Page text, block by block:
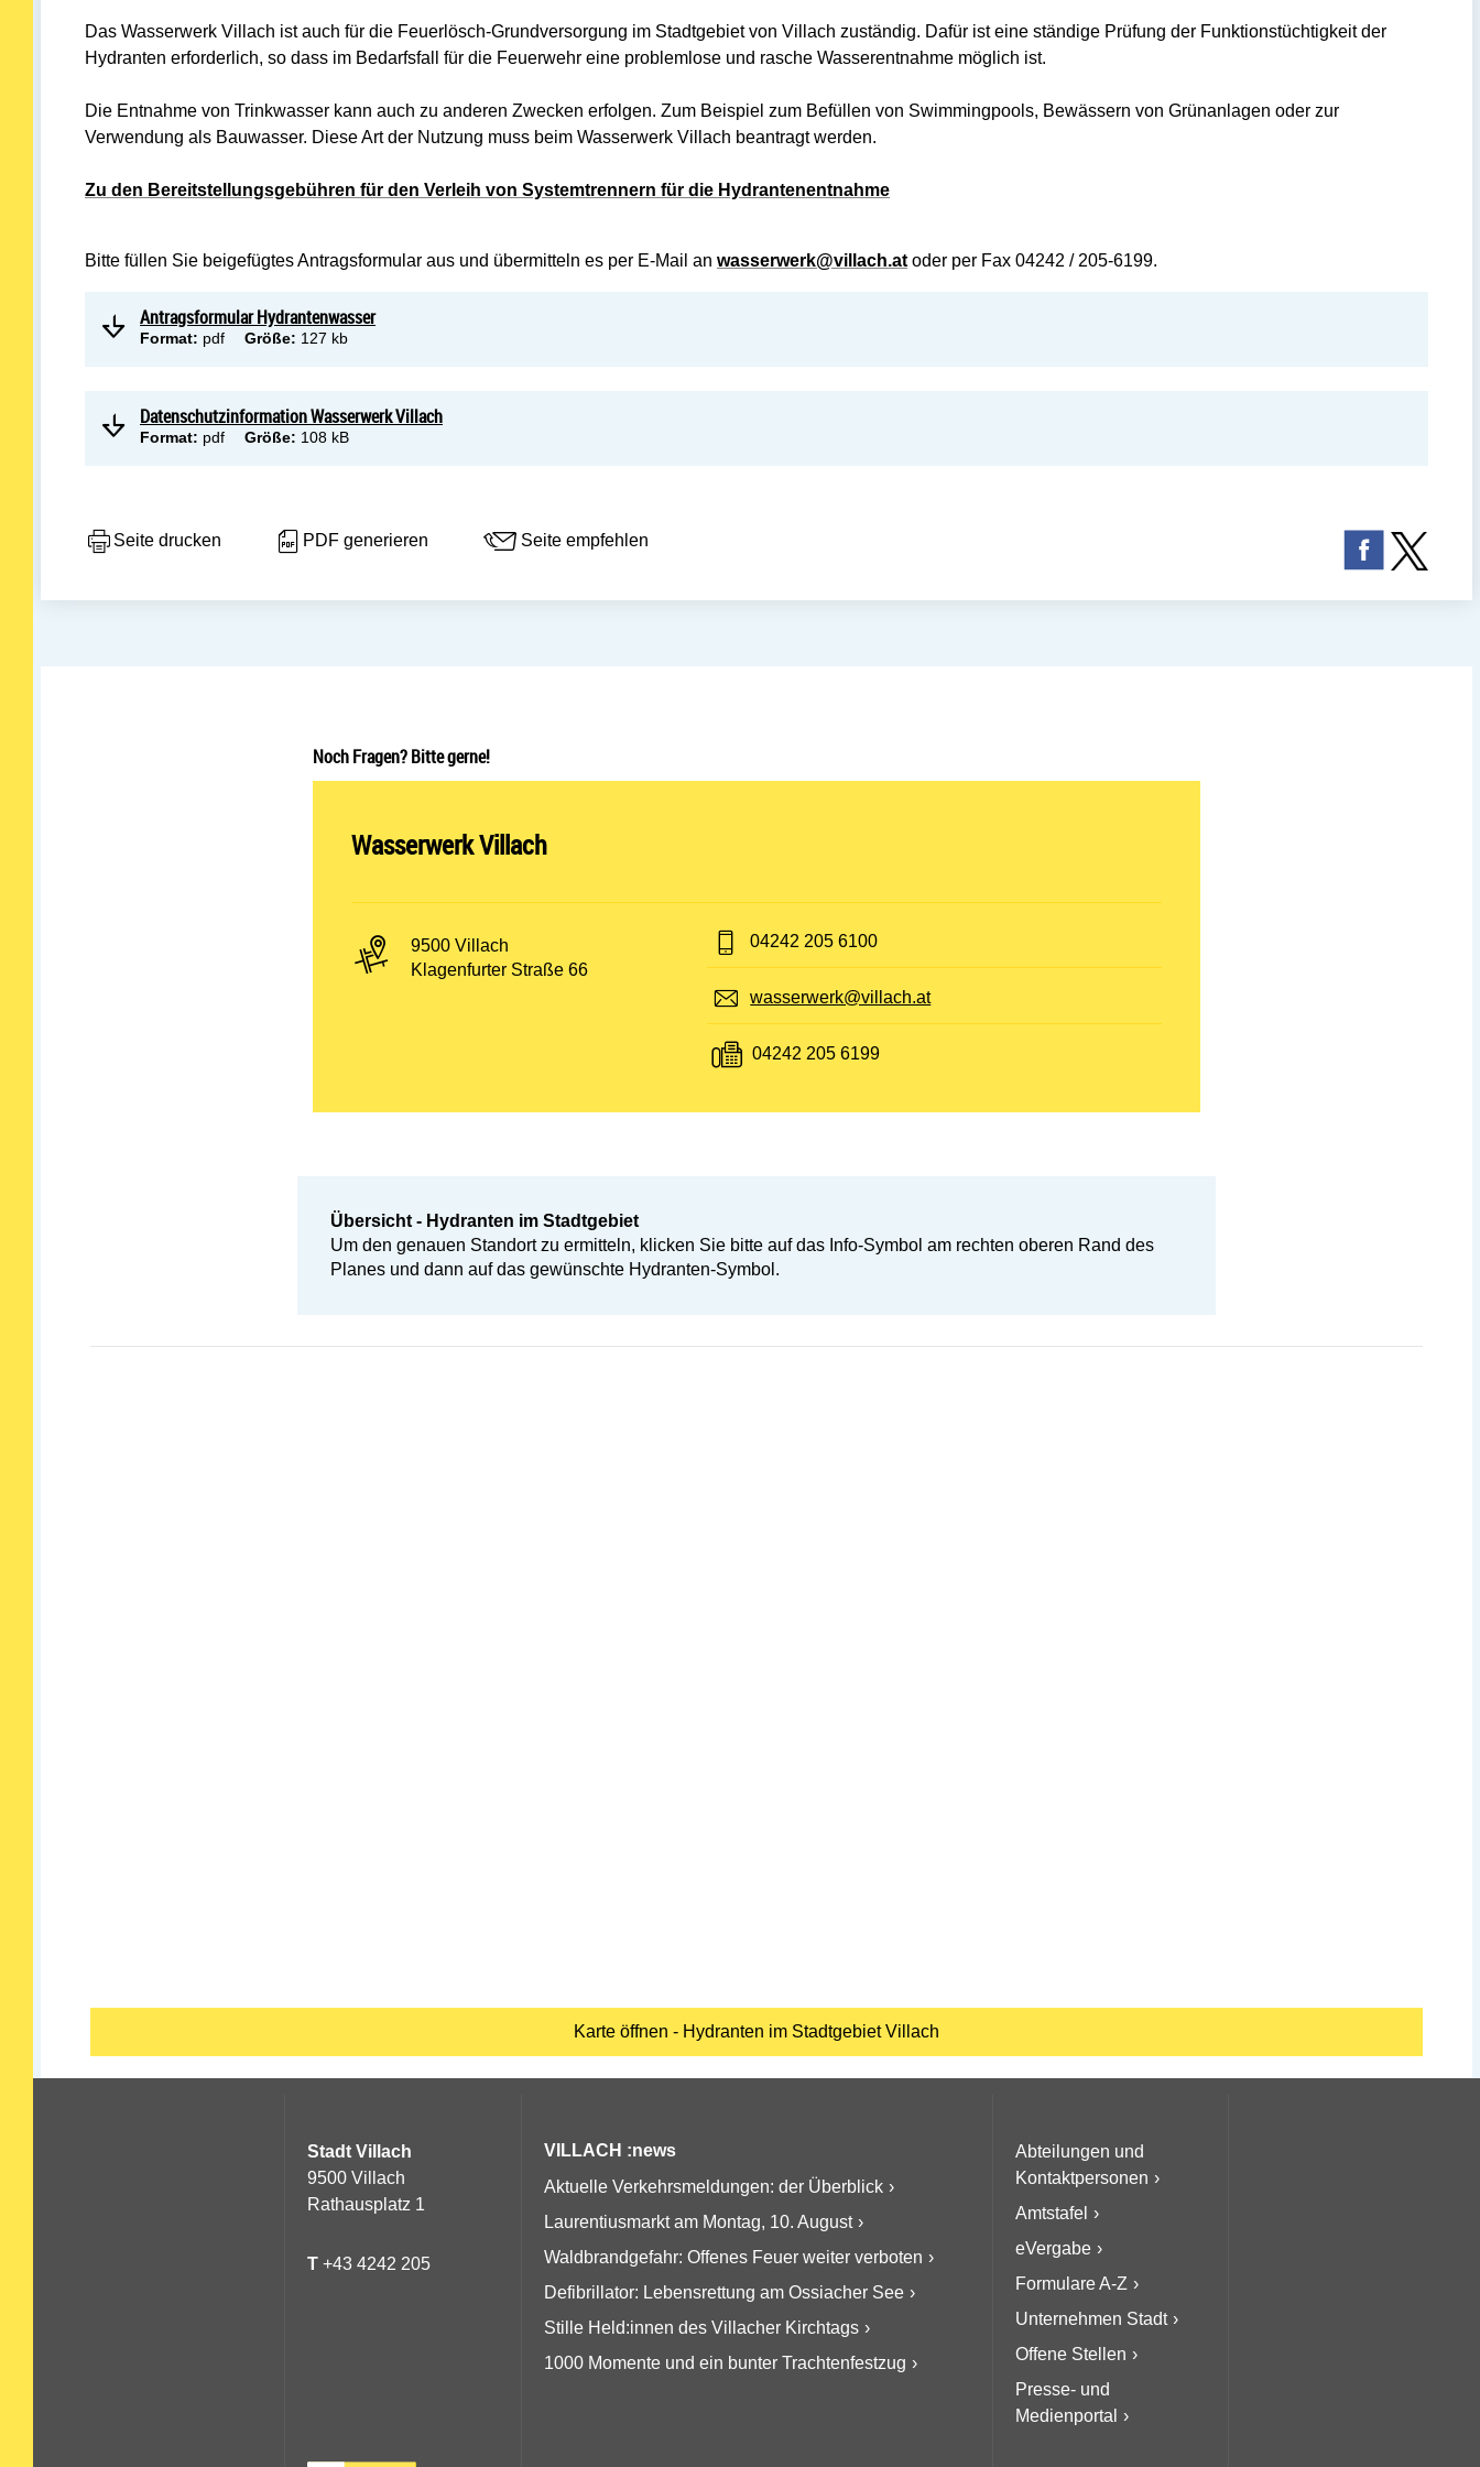
Das Wasserwerk Villach ist auch für die Feuerlösch-Grundversorgung im Stadtgebiet von Villach zuständig. Dafür ist eine ständige Prüfung der Funktionstüchtigkeit der
Hydranten erforderlich, so dass im Bedarfsfall für die Feuerwehr eine problemlose und rasche Wasserentnahme möglich ist.
Die Entnahme von Trinkwasser kann auch zu anderen Zwecken erfolgen. Zum Beispiel zum Befüllen von Swimmingpools, Bewässern von Grünanlagen oder zur
Verwendung als Bauwasser. Diese Art der Nutzung muss beim Wasserwerk Villach beantragt werden.
Zu den Bereitstellungsgebühren für den Verleih von Systemtrennern für die Hydrantenentnahme
Bitte füllen Sie beigefügtes Antragsformular aus und übermitteln es per E-Mail an wasserwerk@villach.atoder per Fax 04242 / 205-6199.
Antragsformular Hydrantenwasser
Format: pdf Größe: 127 kb
Datenschutzinformation Wasserwerk Villach
Format: pdf Größe: 108 kB
Seite drucken PDF generieren Seite empfehlen
Noch Fragen? Bitte gerne!
Abteilung öffnen:
Wasserwerk Villach
PLZ und Ort:
9500 Villach
Adresse:
Klagenfurter Straße 66
Telefon:
04242 205 6100
E-Mail:
wasserwerk@villach.at
Fax:
04242 205 6199
Übersicht - Hydranten im Stadtgebiet
Um den genauen Standort zu ermitteln, klicken Sie bitte auf das Info-Symbol am rechten oberen Rand des
Planes und dann auf das gewünschte Hydranten-Symbol.
Karte öffnen - Hydranten im Stadtgebiet Villach
Stadt Villach
9500 Villach
Rathausplatz 1
T +43 4242 205
VILLACH :news
Aktuelle Verkehrsmeldungen: der Überblick
Laurentiusmarkt am Montag, 10. August
Waldbrandgefahr: Offenes Feuer weiter verboten
Defibrillator: Lebensrettung am Ossiacher See
Stille Held:innen des Villacher Kirchtags
1000 Momente und ein bunter Trachtenfestzug
Abteilungen und
Kontaktpersonen
Amtstafel
eVergabe
Formulare A-Z
Unternehmen Stadt
Offene Stellen
Presse- und
Medienportal